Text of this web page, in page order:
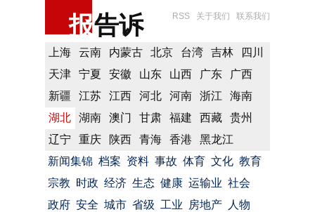
报告诉 RSS 关于我们 联系我们
上海 云南 内蒙古 北京 台湾 吉林
四川
天津
宁夏 安徽 山东 山西 广东
广西
新疆
江苏 江西 河北 河南 浙江
海南
湖北
湖南 澳门 甘肃 福建 西藏
贵州
辽宁
重庆 陕西 青海 香港
黑龙江
新闻集锦 档案 资料 事故 体育 文化 教育
宗教 时政 经济 生态 健康 运输业 社会
政府 安全 城市 省级 工业 房地产
人物